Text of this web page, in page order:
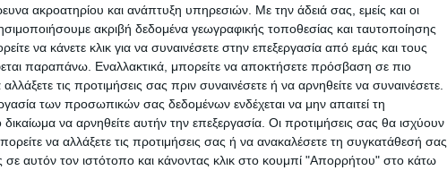
ακροατηρίου και ανάπτυξη υπηρεσιών. Με την άδειά σας, εμείς και οι
ακριβή δεδομένα γεωγραφικής τοποθεσίας και ταυτοποίησης
να κάνετε κλικ για να συναινέσετε στην επεξεργασία από εμάς και τους
παραπάνω. Εναλλακτικά, μπορείτε να αποκτήσετε πρόσβαση σε πιο
τις προτιμήσεις σας πριν συναινέσετε ή να αρνηθείτε να συναινέσετε.
των προσωπικών σας δεδομένων ενδέχεται να μην απαιτεί τη
να αρνηθείτε αυτήν την επεξεργασία. Οι προτιμήσεις σας θα ισχύουν
να αλλάξετε τις προτιμήσεις σας ή να ανακαλέσετε τη συγκατάθεσή σας
αυτόν τον ιστότοπο και κάνοντας κλικ στο κουμπί "Απορρήτου" στο κάτω
να δηλώνει πως θα τα…
αρχές των ΗΠΑ, όταν, όπως είπε, του
IRS».
αιτιάσεις Κασσελάκη θα συνεχίσει
πλαίσιο εντάσσεται και η σημερινή
παραστεί στα εγκαίνια του
Θεσσαλίας, ενώ θα συμμετάσχει και